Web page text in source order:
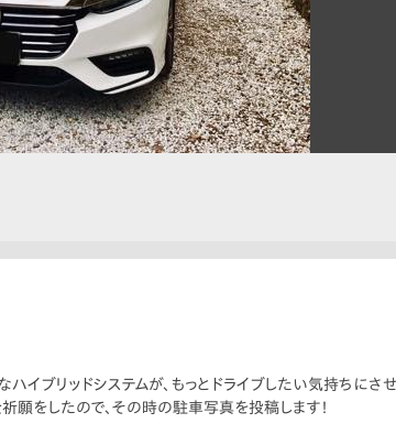
ブリッドシステムが、もっとドライブしたい気持ちにさせ
願をしたので、その時の駐車写真を投稿します！